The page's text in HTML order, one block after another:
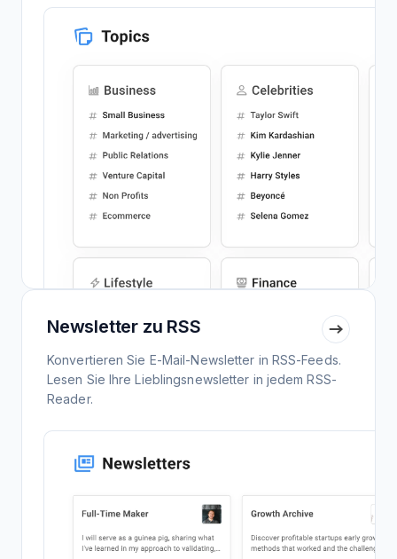
Newsletter zu RSS
Konvertieren Sie E-Mail-Newsletter in RSS-Feeds.
Lesen Sie Ihre Lieblingsnewsletter in jedem RSS-
Reader.